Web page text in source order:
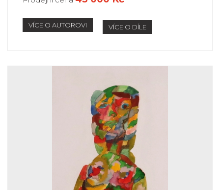
VÍCE O AUTOROVI VÍCE O DÍLE